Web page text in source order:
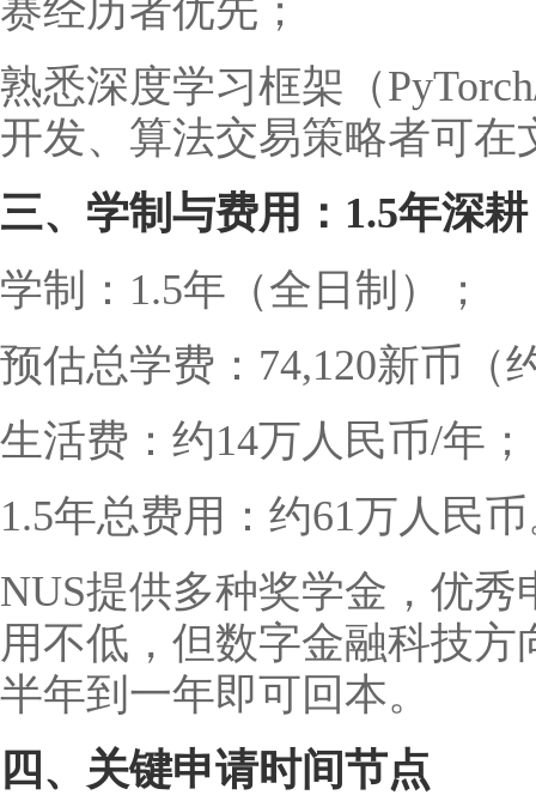
赛经历者优先；
熟悉深度学习框架（
开发、算法交易策略者可在
三、学制与费用：1.5年深
学制：1.5年（全日制）；
预估总学费：74,120新币（
生活费：约14万人民币/年；
1.5年总费用：约61万人民
NUS提供多种奖学金，优
用不低，但数字金融科技
半年到一年即可回本。
四、关键申请时间节点